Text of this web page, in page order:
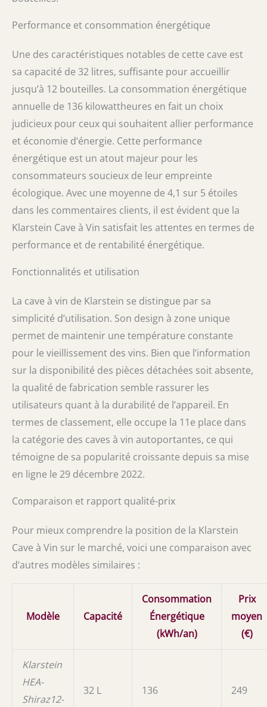
Performance et consommation énergétique
Une des caractéristiques notables de cette cave est
sa capacité de 32 litres, suffisante pour accueillir
jusqu’à 12 bouteilles. La consommation énergétique
annuelle de 136 kilowattheures en fait un choix
judicieux pour ceux qui souhaitent allier performance
et économie d’énergie. Cette performance
énergétique est un atout majeur pour les
consommateurs soucieux de leur empreinte
écologique. Avec une moyenne de 4,1 sur 5 étoiles
dans les commentaires clients, il est évident que la
Klarstein Cave à Vin satisfait les attentes en termes de
performance et de rentabilité énergétique.
Fonctionnalités et utilisation
La cave à vin de Klarstein se distingue par sa
simplicité d’utilisation. Son design à zone unique
permet de maintenir une température constante
pour le vieillissement des vins. Bien que l’information
sur la disponibilité des pièces détachées soit absente,
la qualité de fabrication semble rassurer les
utilisateurs quant à la durabilité de l’appareil. En
termes de classement, elle occupe la 11e place dans
la catégorie des caves à vin autoportantes, ce qui
témoigne de sa popularité croissante depuis sa mise
en ligne le 29 décembre 2022.
Comparaison et rapport qualité-prix
Pour mieux comprendre la position de la Klarstein
Cave à Vin sur le marché, voici une comparaison avec
d’autres modèles similaires :
Modèle Capacité
Consommation
Énergétique
(kWh/an)
Prix
moyen
(€)
Klarstein
HEA-
Shiraz12-
32 L 136 249